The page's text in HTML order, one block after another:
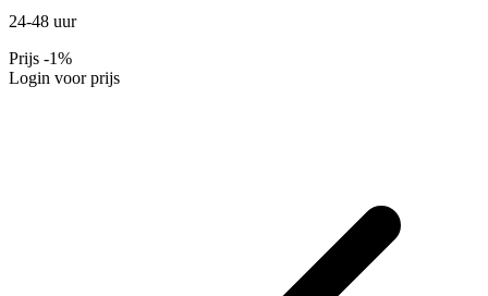
24-48 uur
Prijs -1%
Login voor prijs